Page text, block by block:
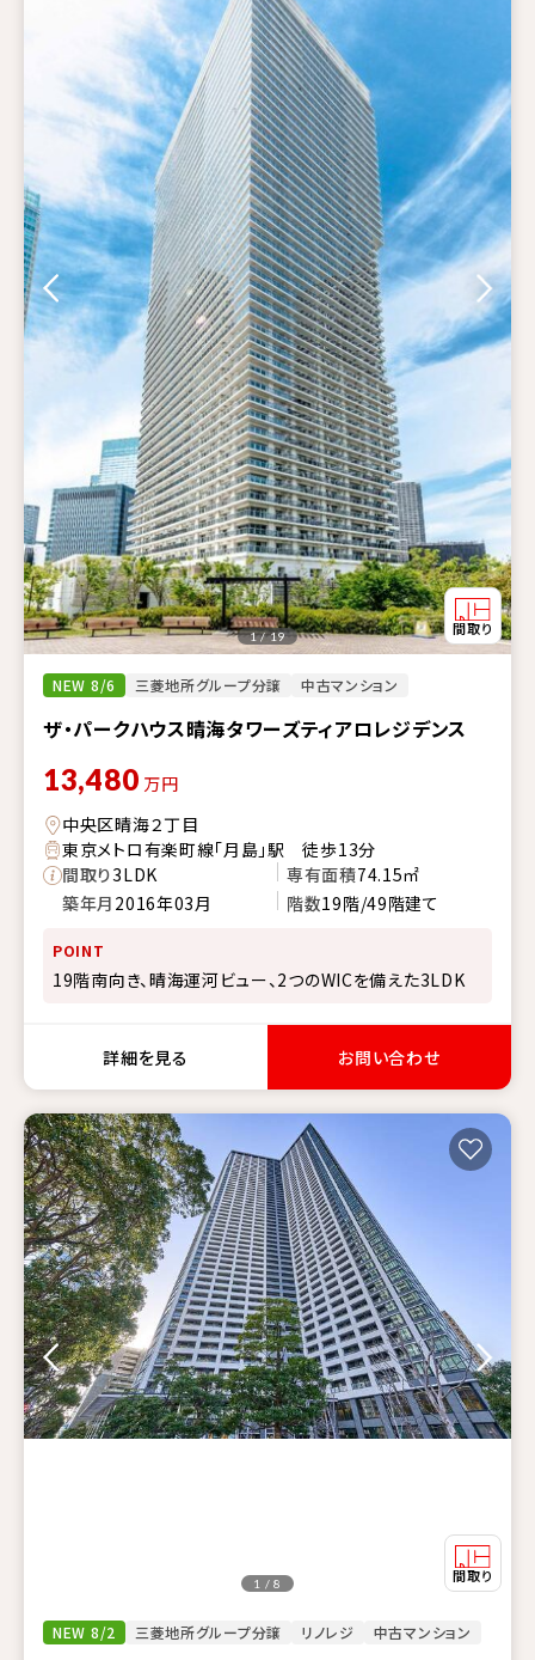
NEW 8/6 三菱地所グループ分譲 中古マンション
ザ・パークハウス晴海タワーズティアロレジデンス
1 / 19
13,480 万円
中央区晴海２丁目
東京メトロ有楽町線「月島」駅 徒歩13分
間取り3LDK 専有面積74.15㎡
築年月 2016年03月 階数19階/49階建て
POINT
19階南向き、晴海運河ビュー、2つのWICを備えた3LDK
詳細を見る お問い合わせ
NEW 8/2 三菱地所グループ分譲 リノレジ 中古マンション
1 / 8